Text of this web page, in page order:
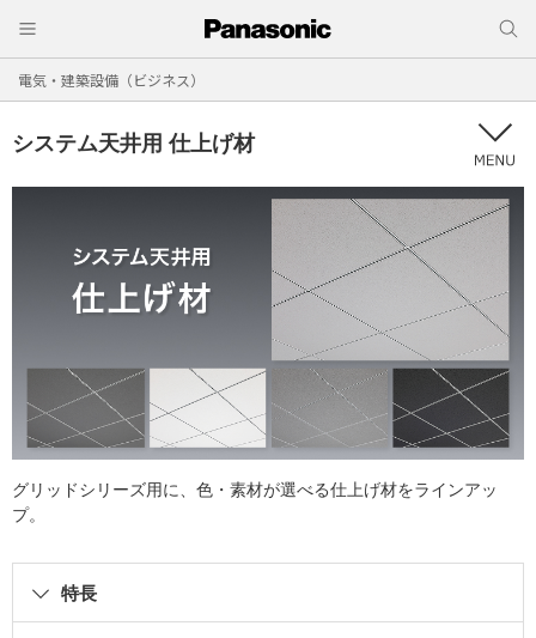
電気・建築設備（ビジネス）
システム天井用 仕上げ材
グリッドシリーズ用に、色・素材が選べる仕上げ材をラインアッ
プ。
特長